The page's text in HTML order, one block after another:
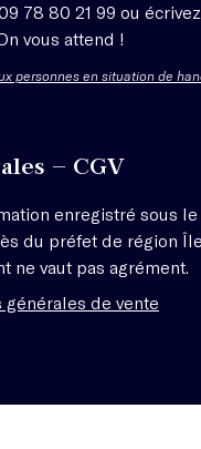
78 80 21 99 ou
vous attend !
personnes en situation de
– CGV
enregistré sous
du préfet de région
ne vaut pas agrément.
de vente